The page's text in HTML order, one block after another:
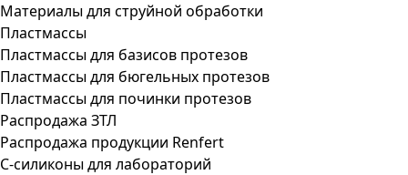
Материалы для струйной обработки
Пластмассы
Пластмассы для базисов протезов
Пластмассы для бюгельных протезов
Пластмассы для починки протезов
Распродажа ЗТЛ
Распродажа продукции Renfert
С-силиконы для лабораторий